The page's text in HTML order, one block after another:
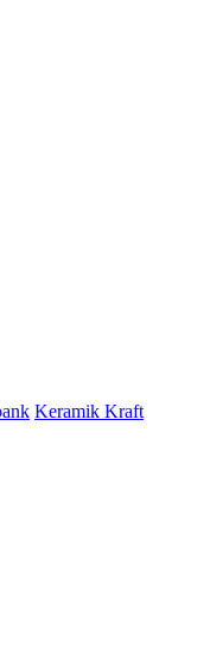
Keramik Kraft